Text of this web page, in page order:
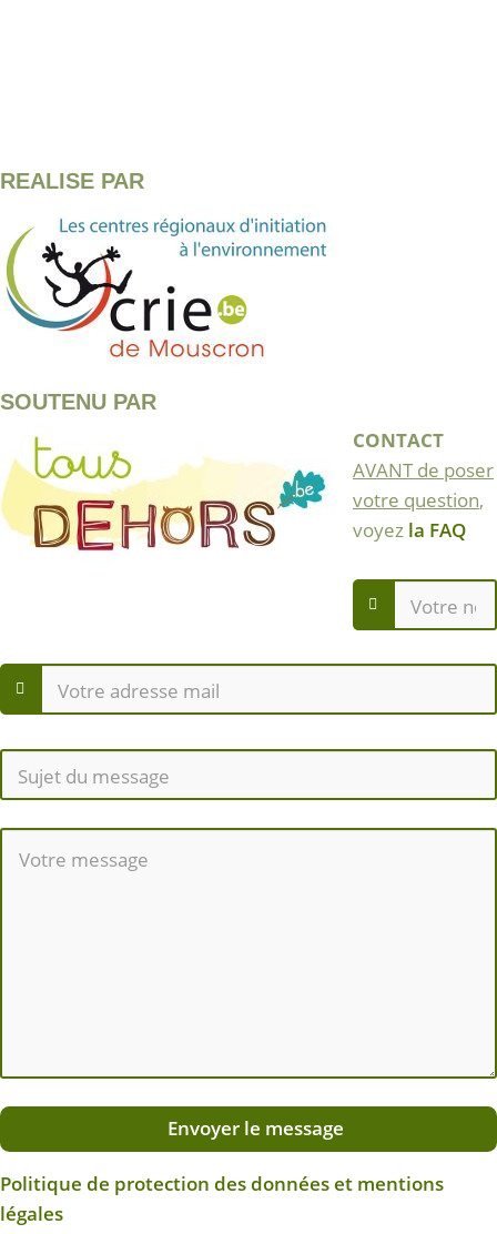
REALISE PAR
SOUTENU PAR
CONTACT
AVANT de poser
votre question,
voyez la FAQ
Envoyer le message
Politique de protection des données et mentions
légales